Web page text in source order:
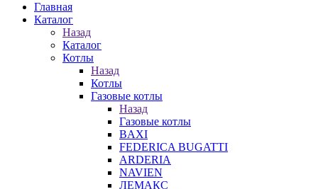
Главная
Каталог
Назад
Каталог
Котлы
Назад
Котлы
Газовые котлы
Назад
Газовые котлы
BAXI
FEDERICA BUGATTI
ARDERIA
NAVIEN
ЛЕМАКС